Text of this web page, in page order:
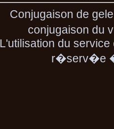
Conjugaison de
conjugaison du
L'utilisation du
r�serv�e �